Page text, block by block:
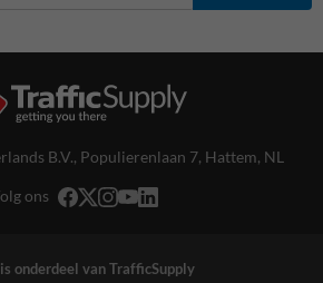
B.V., Populierenlaan 7, Hattem, NL
ons
onderdeel van TrafficSupply